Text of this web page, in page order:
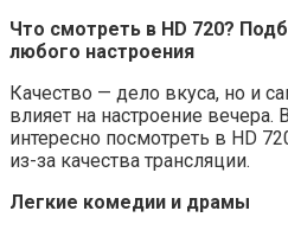
Что смотреть в HD 720?
любого настроения
Качество — дело вкуса, но и
влияет на настроение вечера.
интересно посмотреть в HD
из-за качества трансляции.
Легкие комедии и драмы